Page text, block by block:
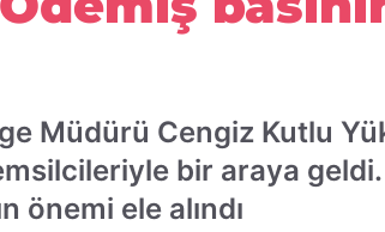
Müdürü Cengiz Kutlu
bir araya
önemi ele alındı